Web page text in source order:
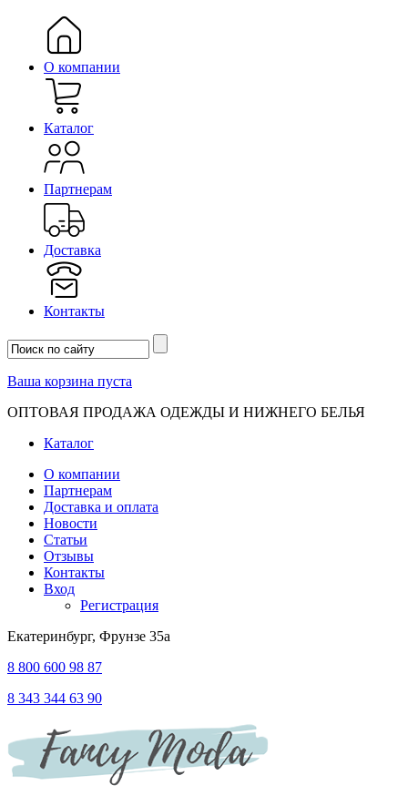
О компании
Каталог
Партнерам
Доставка
Контакты
Ваша корзина пуста
ОПТОВАЯ ПРОДАЖА ОДЕЖДЫ И НИЖНЕГО БЕЛЬЯ
Каталог
О компании
Партнерам
Доставка и оплата
Новости
Статьи
Отзывы
Контакты
Вход
Регистрация
Екатеринбург, Фрунзе 35а
8 800 600 98 87
8 343 344 63 90